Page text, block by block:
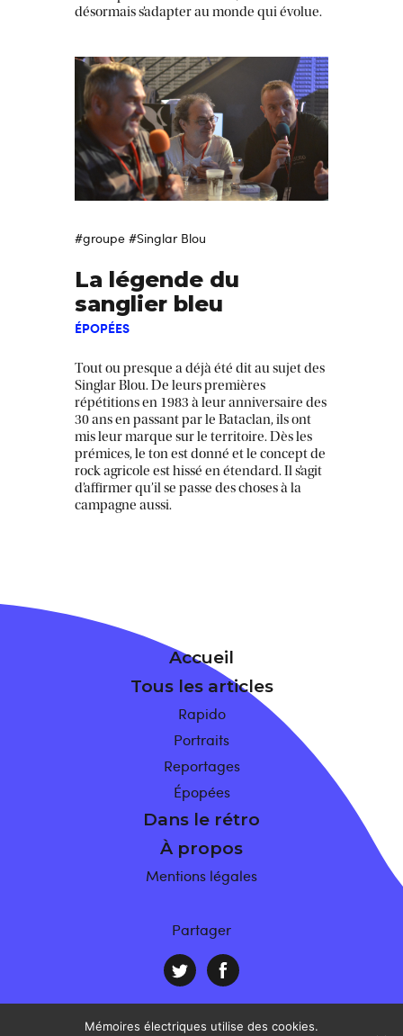
désormais s’adapter au monde qui évolue.
#groupe #Singlar Blou
La légende du
sanglier bleu
ÉPOPÉES
Tout ou presque a déjà été dit au sujet des
Singlar Blou. De leurs premières
répétitions en 1983 à leur anniversaire des
30 ans en passant par le Bataclan, ils ont
mis leur marque sur le territoire. Dès les
prémices, le ton est donné et le concept de
rock agricole est hissé en étendard. Il s’agit
d’affirmer qu’il se passe des choses à la
campagne aussi.
Accueil
Tous les articles
Rapido
Portraits
Reportages
Épopées
Dans le rétro
À propos
Mentions légales
Partager
Mémoires électriques utilise des cookies.